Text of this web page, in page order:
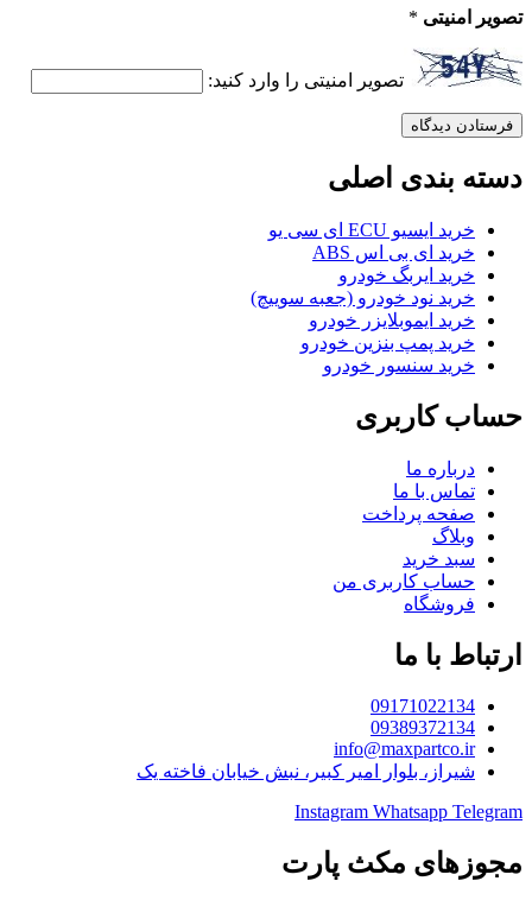
تصویر امنیتی *
تصویر امنیتی را وارد کنید:
دسته بندی اصلی
خرید ایسیو ECU ای سی یو
خرید ای بی اس ABS
خرید ایربگ خودرو
خرید نود خودرو (جعبه سوییچ)
خرید ایموبلایزر خودرو
خرید پمپ بنزین خودرو
خرید سنسور خودرو
حساب کاربری
درباره ما
تماس با ما
صفحه پرداخت
وبلاگ
سبد خرید
حساب کاربری من
فروشگاه
ارتباط با ما
09171022134
09389372134
info@maxpartco.ir
شیراز، بلوار امیر کبیر، نبش خیابان فاخته یک
Instagram Whatsapp Telegram
مجوزهای مکث پارت